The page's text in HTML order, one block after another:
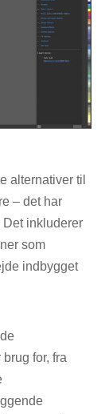
alternativer til
– det har
inkluderer
som
indbygget
for, fra